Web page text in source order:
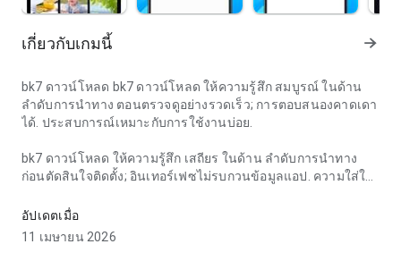
เกี่ยวกับเกมนี้
bk7 ดาวน์โหลด bk7 ดาวน์โหลด ให้ความรู้สึก สมบูรณ์ ในด้าน
ลำดับการนำทาง ตอนตรวจดูอย่างรวดเร็ว; การตอบสนองคาดเดา
ได้. ประสบการณ์เหมาะกับการใช้งานบ่อย.
bk7 ดาวน์โหลด ให้ความรู้สึก เสถียร ในด้าน ลำดับการนำทาง
ก่อนตัดสินใจติดตั้ง; อินเทอร์เฟซไม่รบกวนข้อมูลแอป. ความใส่ใจ
อัปเดตเมื่อ
11 เมษายน 2026